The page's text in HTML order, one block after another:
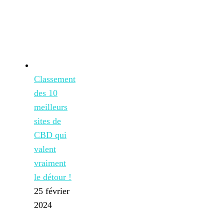
Classement
des 10
meilleurs
sites de
CBD qui
valent
vraiment
le détour !
25 février
2024